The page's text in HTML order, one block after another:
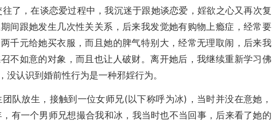
了，在谈恋爱过程中，我沉迷于跟她谈恋爱，婬欲之心又再次复
间跟她发生几次性关关系，后来我发觉她有购物上瘾症，经常要
千元给她买衣服，而且她的脾气特别大，经常无理取闹，后来我
不如意的对象，而且也让人破财。离开她后，我继续重新学习佛
认识到婚前性行为是一种邪婬行为。
队放生，接触到一位女师兄(以下称呼为冰)，当时并没在意她，
有一个男师兄想撮合我和冰，我当时也不当回事，后来看了她的